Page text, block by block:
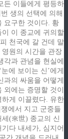
든 이들에게 평등하
생의 선택에 의해
요구한 것이다. 황
이 종교에 귀의할
천국에 갈 건데 말
원의 시간을 관장
과 관념을 현실에
에 보이는 신’에게
의 싸움을 어떻게
에는 증명할 것이
게 이끌렸다. 유한
에서 지고 군중들
(來世) 종교의 신
다 내세가, 심지어